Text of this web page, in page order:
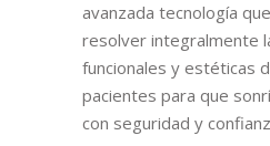
avanzada tecnología
resolver integralmente
funcionales y estéticas
pacientes para que
con seguridad y